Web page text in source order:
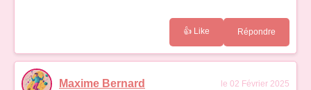
👍 Like Répondre
Maxime Bernard le 02 Février 2025